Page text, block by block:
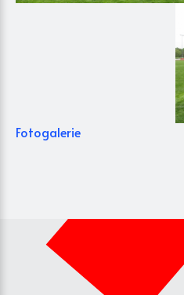
Fotogalerie